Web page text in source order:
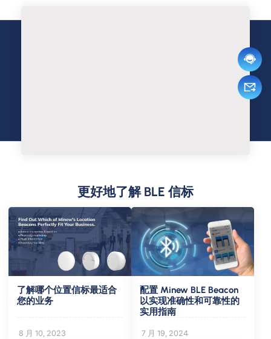
更好地了解 BLE 信标
了解哪个位置信标最适合
您的业务
8 月 10, 2023
配置 Minew BLE Beacon
以实现准确性和可靠性的
实用指南
7 月 19, 2024